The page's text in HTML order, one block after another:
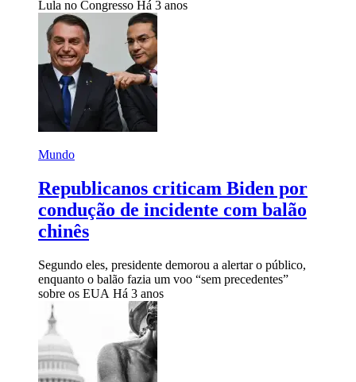
Lula no Congresso Há 3 anos
Mundo
Republicanos criticam Biden por
condução de incidente com balão
chinês
Segundo eles, presidente demorou a alertar o público,
enquanto o balão fazia um voo “sem precedentes”
sobre os EUA Há 3 anos